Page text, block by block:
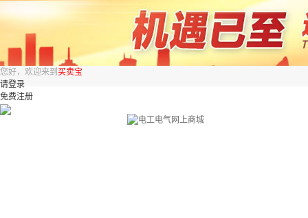
您好，欢迎来到 买卖宝
请登录
免费注册